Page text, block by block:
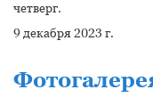
четверг.
9 декабря 2023 г.